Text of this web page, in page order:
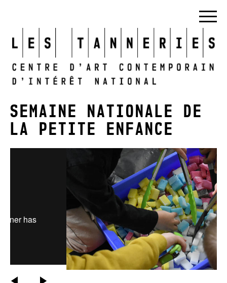
SEMAINE NATIONALE DE
LA PETITE ENFANCE
PRÉCÉDENT